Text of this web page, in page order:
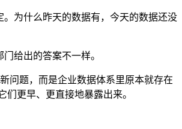
。为什么昨天的数据有，今天的数据还没
给出的答案不一样。
问题，而是企业数据体系里原本就存在
们更早、更直接地暴露出来。